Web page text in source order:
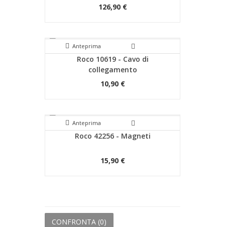
126,90 €
Anteprima
Roco 10619 - Cavo di
collegamento
10,90 €
Anteprima
Roco 42256 - Magneti
15,90 €
CONFRONTA (0)